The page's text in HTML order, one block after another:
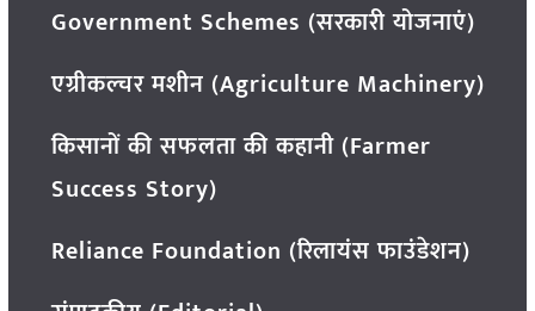
Government Schemes (सरकारी योजनाएं)
एग्रीकल्चर मशीन (Agriculture Machinery)
किसानों की सफलता की कहानी (Farmer
Success Story)
Reliance Foundation (रिलायंस फाउंडेशन)